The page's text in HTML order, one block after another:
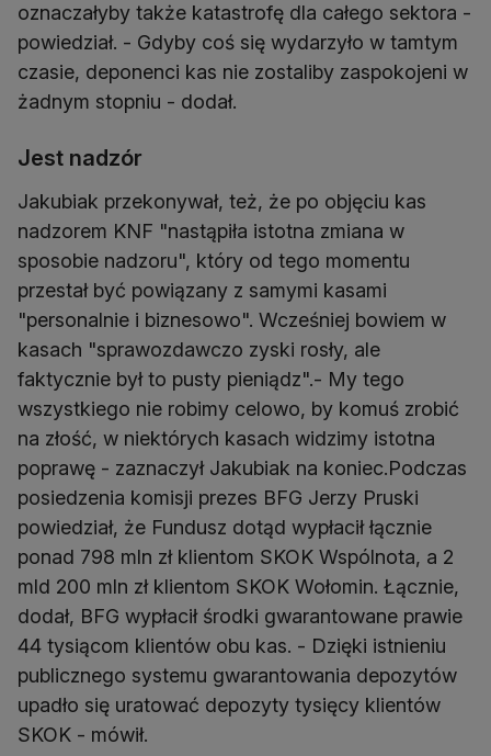
oznaczałyby także katastrofę dla całego sektora -
powiedział. - Gdyby coś się wydarzyło w tamtym
czasie, deponenci kas nie zostaliby zaspokojeni w
żadnym stopniu - dodał.
Jest nadzór
Jakubiak przekonywał, też, że po objęciu kas
nadzorem KNF "nastąpiła istotna zmiana w
sposobie nadzoru", który od tego momentu
przestał być powiązany z samymi kasami
"personalnie i biznesowo". Wcześniej bowiem w
kasach "sprawozdawczo zyski rosły, ale
faktycznie był to pusty pieniądz".- My tego
wszystkiego nie robimy celowo, by komuś zrobić
na złość, w niektórych kasach widzimy istotna
poprawę - zaznaczył Jakubiak na koniec.Podczas
posiedzenia komisji prezes BFG Jerzy Pruski
powiedział, że Fundusz dotąd wypłacił łącznie
ponad 798 mln zł klientom SKOK Wspólnota, a 2
mld 200 mln zł klientom SKOK Wołomin. Łącznie,
dodał, BFG wypłacił środki gwarantowane prawie
44 tysiącom klientów obu kas. - Dzięki istnieniu
publicznego systemu gwarantowania depozytów
upadło się uratować depozyty tysięcy klientów
SKOK - mówił.